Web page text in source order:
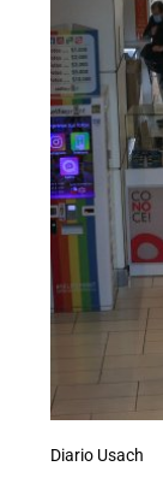
Diario Usach